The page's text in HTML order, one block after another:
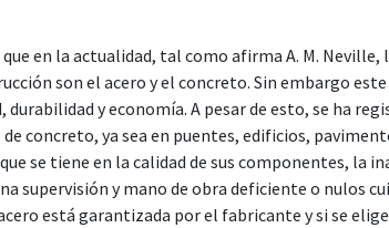
que en la actualidad, tal como afirma A. M.
son el acero y el concreto. Sin embargo
durabilidad y economía. A pesar de esto, se ha
concreto, ya sea en puentes, edificios,
se tiene en la calidad de sus componentes, la
supervisión y mano de obra deficiente o nulos
está garantizada por el fabricante y si se